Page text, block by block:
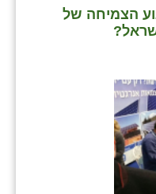
הצמיחה של